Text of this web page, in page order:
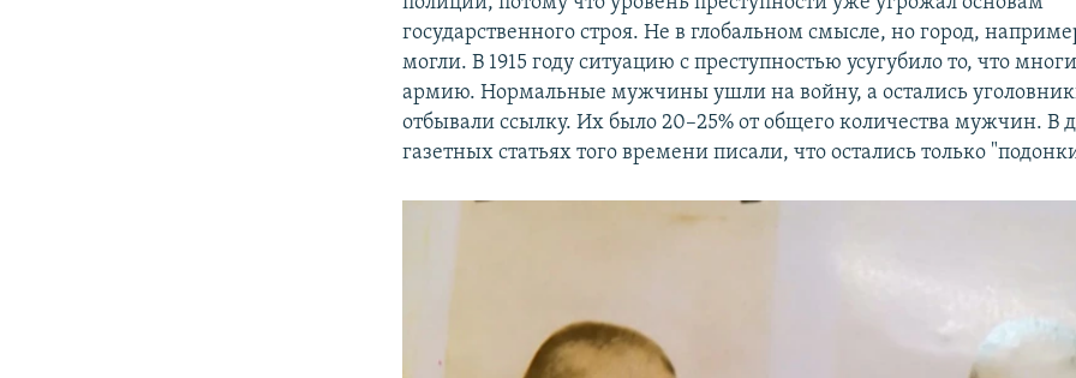
государственного строя. Не в глобальном смысле, но город,
могли. В 1915 году ситуацию с преступностью усугубило то, что
армию. Нормальные мужчины ушли на войну, а остались
отбывали ссылку. Их было 20–25% от общего количества мужчин. В
газетных статьях того времени писали, что остались только